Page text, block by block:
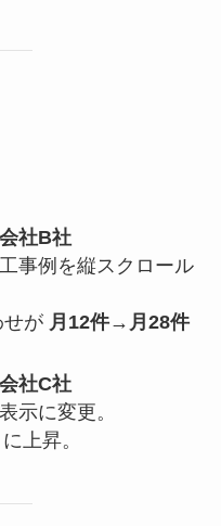
社B社
事例を縦スクロール
が 月12件→月28件
社C社
示に変更。
上昇。